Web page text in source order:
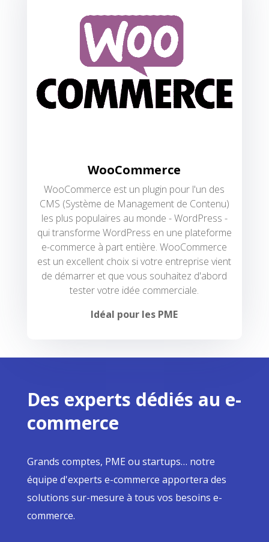
WooCommerce
WooCommerce est un plugin pour l'un des
CMS (Système de Management de Contenu)
les plus populaires au monde - WordPress -
qui transforme WordPress en une plateforme
e-commerce à part entière. WooCommerce
est un excellent choix si votre entreprise vient
de démarrer et que vous souhaitez d'abord
tester votre idée commerciale.
Idéal pour les PME
Des experts dédiés au e-
commerce
Grands comptes, PME ou startups… notre
équipe d'experts e-commerce apportera des
solutions sur-mesure à tous vos besoins e-
commerce.